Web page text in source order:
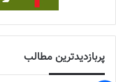
پربازدیدترین مطالب